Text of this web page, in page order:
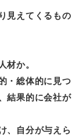
見えてくるもの
か。
・総体的に見つ
結果的に会社が
、自分が与えら